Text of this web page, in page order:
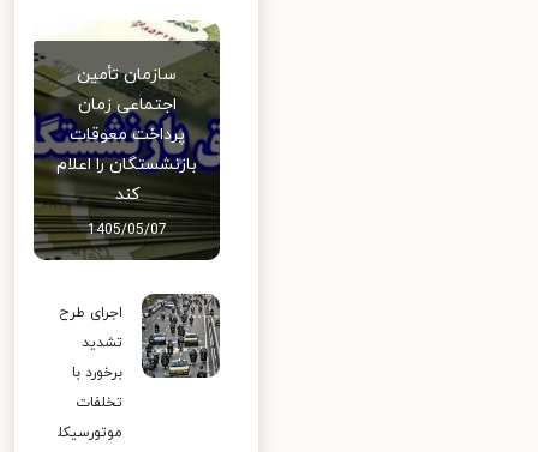
سازمان تأمین
اجتماعی زمان
پرداخت معوقات
بازنشستگان را اعلام
کند
1405/05/07
اجرای طرح
تشدید
برخورد با
تخلفات
موتورسیکل